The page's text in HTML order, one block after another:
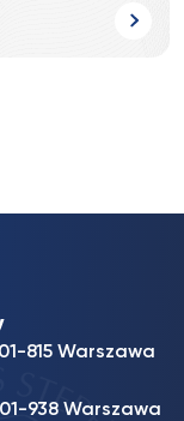
815 Warszawa
938 Warszawa